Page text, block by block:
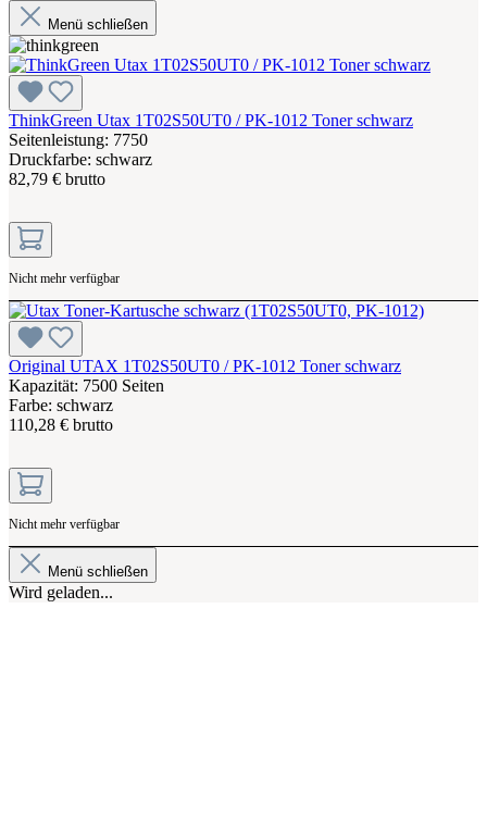
Menü schließen
ThinkGreen Utax 1T02S50UT0 / PK-1012 Toner schwarz
Seitenleistung: 7750
Druckfarbe: schwarz
82,79 € brutto
Nicht mehr verfügbar
Original UTAX 1T02S50UT0 / PK-1012 Toner schwarz
Kapazität: 7500 Seiten
Farbe: schwarz
110,28 € brutto
Nicht mehr verfügbar
Menü schließen
Wird geladen...